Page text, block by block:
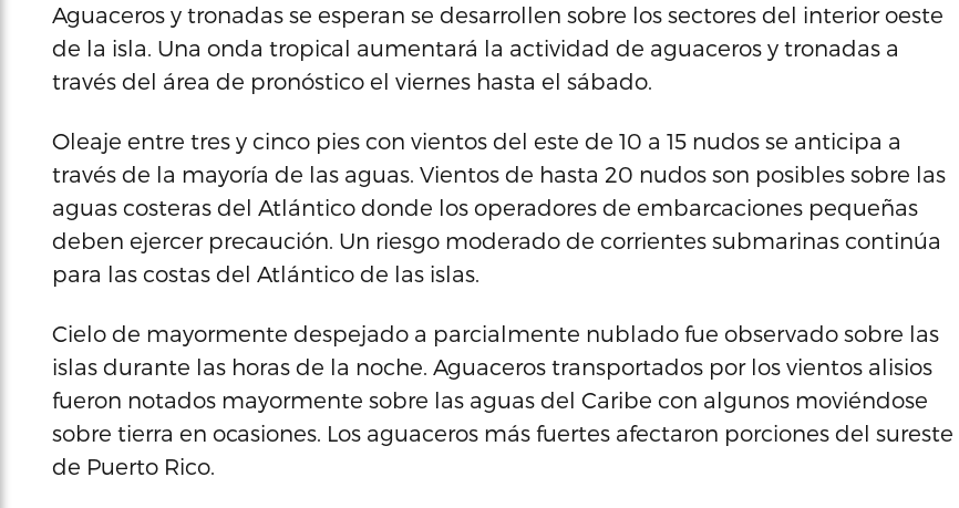
Aguaceros y tronadas se esperan se desarrollen sobre los sectores del interior oeste
de la isla. Una onda tropical aumentará la actividad de aguaceros y tronadas a
través del área de pronóstico el viernes hasta el sábado.
Oleaje entre tres y cinco pies con vientos del este de 10 a 15 nudos se anticipa a
través de la mayoría de las aguas. Vientos de hasta 20 nudos son posibles sobre las
aguas costeras del Atlántico donde los operadores de embarcaciones pequeñas
deben ejercer precaución. Un riesgo moderado de corrientes submarinas continúa
para las costas del Atlántico de las islas.
Cielo de mayormente despejado a parcialmente nublado fue observado sobre las
islas durante las horas de la noche. Aguaceros transportados por los vientos alisios
fueron notados mayormente sobre las aguas del Caribe con algunos moviéndose
sobre tierra en ocasiones. Los aguaceros más fuertes afectaron porciones del sureste
de Puerto Rico.